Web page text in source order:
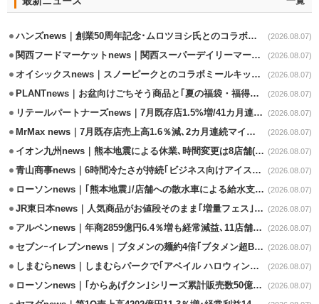
ハンズnews｜創業50周年記念･ムロツヨシ氏とのコラボ企画｢ムロハンズ｣開催 (2026.08.07)
関西フードマーケットnews｜関西スーパーデイリーマート蒲生店8/7改装 (2026.08.07)
オイシックスnews｜スノーピークとのコラボミールキット8/13発売 (2026.08.07)
PLANTnews｜お盆向けごちそう商品と｢夏の福袋・福得カート｣8/8から開催 (2026.08.07)
リテールパートナーズnews｜7月既存店1.5%増/41カ月連続増 (2026.08.07)
MrMax news｜7月既存店売上高1.6％減､2カ月連続マイナス (2026.08.07)
イオン九州news｜熊本地震による休業､時間変更は8店舗(8/7時点) (2026.08.07)
青山商事news｜6時間冷たさが持続｢ビジネス向けアイスベスト｣発売 (2026.08.07)
ローソンnews｜｢熊本地震｣/店舗への散水車による給水支援を開始 (2026.08.07)
JR東日本news｜人気商品がお値段そのまま｢増量フェス｣8/18から開催 (2026.08.07)
アルペンnews｜年商2859億円6.4％増も経常減益､11店舗出店、4店閉鎖 (2026.08.07)
セブンｰイレブンnews｜ブタメンの麺約4倍｢ブタメン超BIG｣8/11から限定発売 (2026.08.07)
しまむらnews｜しまむらパークで｢アベイル ハロウィンじゅんびフェア｣開催 (2026.08.07)
ローソンnews｜｢からあげクン｣シリーズ累計販売数50億食突破 (2026.08.07)